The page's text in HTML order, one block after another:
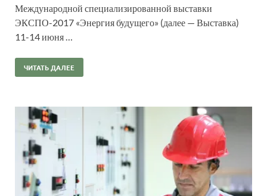
Международной специализированной выставки
ЭКСПО-2017 «Энергия будущего» (далее — Выставка)
11-14 июня …
ЧИТАТЬ ДАЛЕЕ